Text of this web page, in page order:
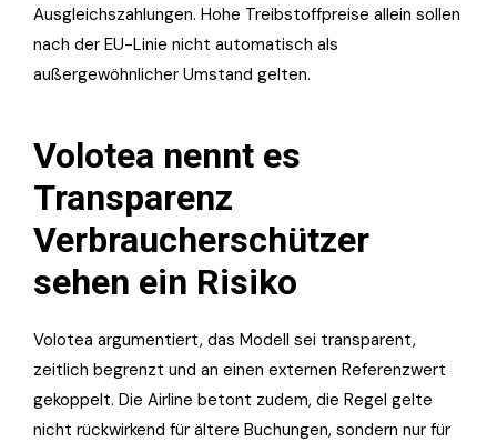
Ausgleichszahlungen. Hohe Treibstoffpreise allein sollen
nach der EU-Linie nicht automatisch als
außergewöhnlicher Umstand gelten.
Volotea nennt es
Transparenz
Verbraucherschützer
sehen ein Risiko
Volotea argumentiert, das Modell sei transparent,
zeitlich begrenzt und an einen externen Referenzwert
gekoppelt. Die Airline betont zudem, die Regel gelte
nicht rückwirkend für ältere Buchungen, sondern nur für